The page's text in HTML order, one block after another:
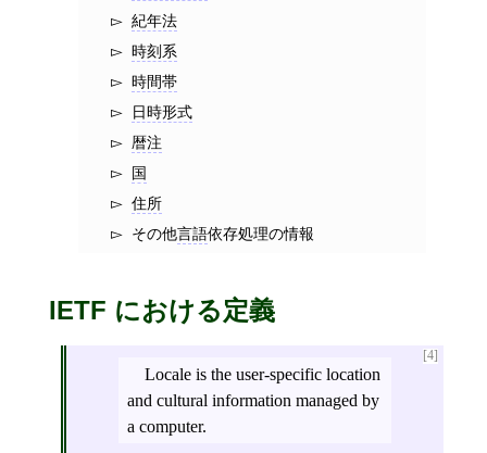
紀年法
時刻系
時間帯
日時形式
暦注
国
住所
その他言語依存処理の情報
IETF における定義
[4]
Locale is the user-specific location
and cultural information managed by
a computer.